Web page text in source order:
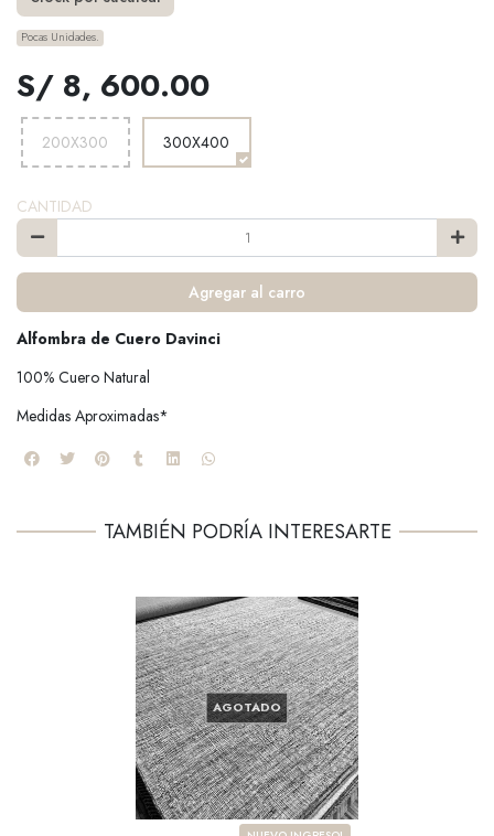
Pocas Unidades.
S/ 8, 600.00
200X300 300X400
CANTIDAD
Agregar al carro
Alfombra de Cuero Davinci
100% Cuero Natural
Medidas Aproximadas*
TAMBIÉN PODRÍA INTERESARTE
AGOTADO